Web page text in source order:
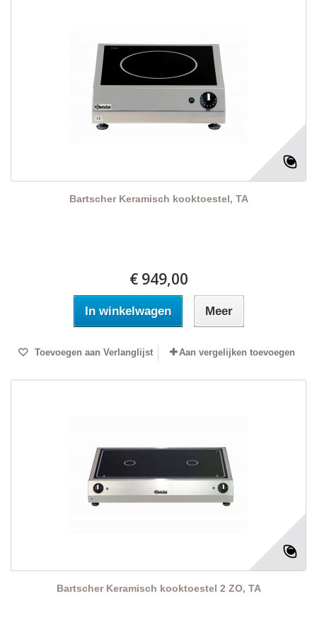
Bartscher Keramisch kooktoestel, TA
€ 949,00
In winkelwagen Meer
Toevoegen aan Verlanglijst Aan vergelijken toevoegen
Bartscher Keramisch kooktoestel 2 ZO, TA